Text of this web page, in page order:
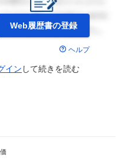
Web履歴書の登録
ヘルプ
イン して続きを読む